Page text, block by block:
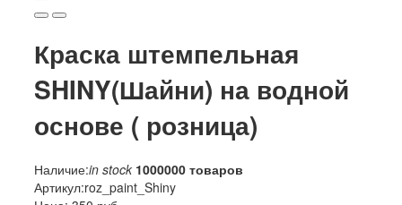
Краска штемпельная
SHINY(Шайни) на водной
основе ( розница)
Наличие:in stock 1000000 товаров
Артикул:roz_paint_Shiny